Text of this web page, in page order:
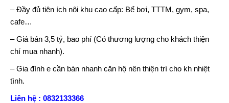
– Đầy đủ tiện ích nội khu cao cấp: Bể bơi, TTTM, gym, spa,
cafe…
– Giá bán 3,5 tỷ, bao phí (Có thương lượng cho khách thiện
chí mua nhanh).
– Gia đình e cần bán nhanh căn hộ nên thiện trí cho kh nhiệt
tình.
Liên hệ : 0832133366